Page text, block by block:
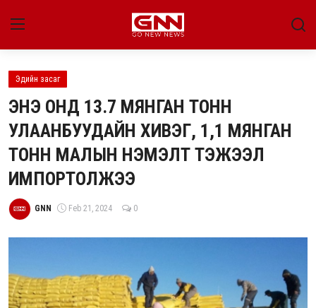
Улс төр
Нийгэм
Энтертайнмент
Эдийн засаг
Live
People
Эдийн засаг
ЭНЭ ОНД 13.7 МЯНГАН ТОНН
УЛААНБУУДАЙН ХИВЭГ, 1,1 МЯНГАН
ТОНН МАЛЫН НЭМЭЛТ ТЭЖЭЭЛ
ИМПОРТОЛЖЭЭ
GNN Feb 21, 2024 0